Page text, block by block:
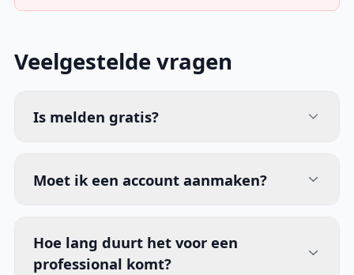
Veelgestelde vragen
Is melden gratis?
Moet ik een account aanmaken?
Hoe lang duurt het voor een
professional komt?